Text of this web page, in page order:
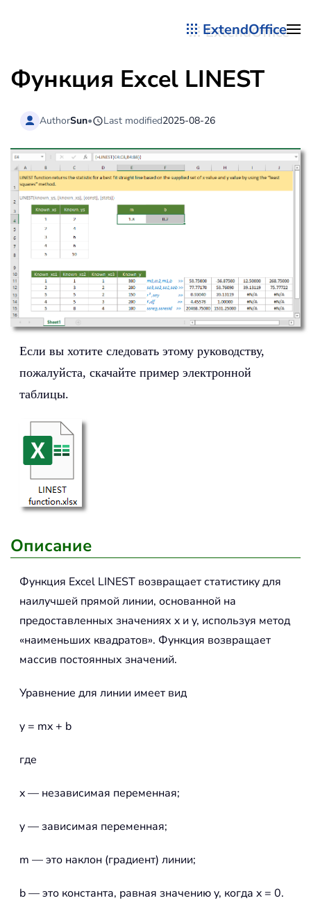
ExtendOffice
Функция Excel LINEST
AuthorSun• Last modified2025-08-26
Если вы хотите следовать этому руководству,
пожалуйста, скачайте пример электронной
таблицы.
Описание
Функция Excel LINEST возвращает статистику для
наилучшей прямой линии, основанной на
предоставленных значениях x и y, используя метод
«наименьших квадратов». Функция возвращает
массив постоянных значений.
Уравнение для линии имеет вид
y = mx + b
где
x — независимая переменная;
y — зависимая переменная;
m — это наклон (градиент) линии;
b — это константа, равная значению y, когда x = 0.